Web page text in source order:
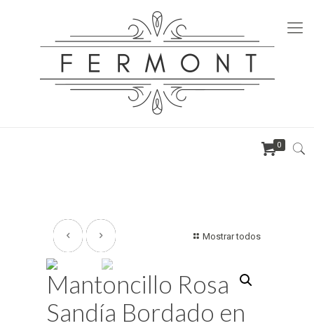
0
Mostrar todos
Mantoncillo Rosa
Sandía Bordado en